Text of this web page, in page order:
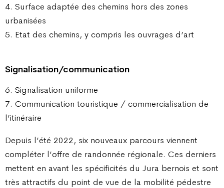
4. Surface adaptée des chemins hors des zones
urbanisées
5. Etat des chemins, y compris les ouvrages d’art
Signalisation/communication
6. Signalisation uniforme
7. Communication touristique / commercialisation de
l’itinéraire
Depuis l’été 2022, six nouveaux parcours viennent
compléter l’offre de randonnée régionale. Ces derniers
mettent en avant les spécificités du Jura bernois et sont
très attractifs du point de vue de la mobilité pédestre